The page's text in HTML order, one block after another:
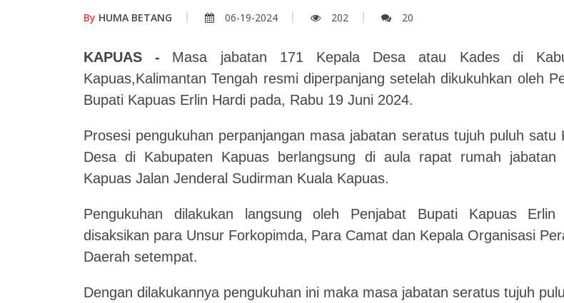
By HUMA BETANG 06-19-2024 202 20
KAPUAS- Masa jabatan 171 Kepala Desa atau Kades di
Kapuas,Kalimantan Tengah resmi diperpanjang setelah dikukuhkan oleh
Bupati Kapuas Erlin Hardi pada, Rabu 19 Juni 2024.
Prosesi pengukuhan perpanjangan masa jabatan seratus tujuh puluh satu
Desa di Kabupaten Kapuas berlangsung di aula rapat rumah jabatan
Kapuas Jalan Jenderal Sudirman Kuala Kapuas.
Pengukuhan dilakukan langsung oleh Penjabat Bupati Kapuas Erlin
disaksikan para Unsur Forkopimda, Para Camat dan Kepala Organisasi
Daerah setempat.
Dengan dilakukannya pengukuhan ini maka masa jabatan seratus tujuh